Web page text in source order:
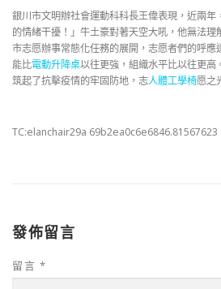
銀川市文明辦社會運動科科長王偉表現，近兩
的情緒干擾！」牛土豪對著天空大吼，他無法
市志愿辦事常態化任務的展開，志愿者們的呼
能比電動升降桌以往更強，組織水平比以往更
筑起了抗擊疫情的牢固防地，志人體工學椅愿之
TC:elanchair29a 69b2ea0c6e6846.81567623
發佈留言
留言 *